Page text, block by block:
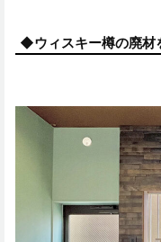
◆ウィスキー樽の廃材